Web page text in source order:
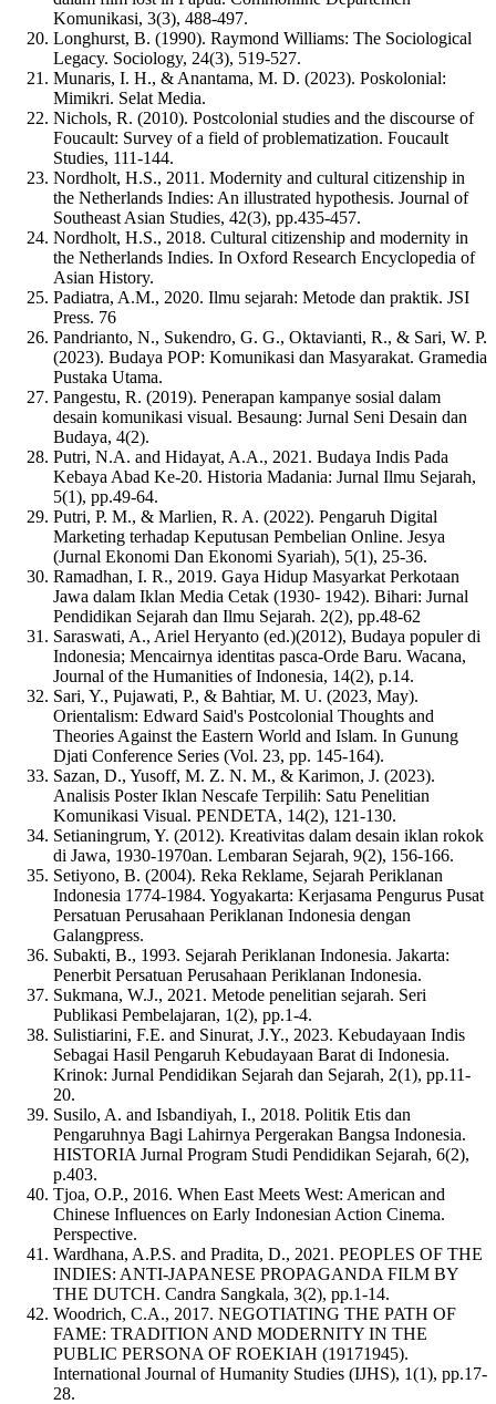
Komunikasi, 3(3), 488-497.
Longhurst, B. (1990). Raymond Williams: The Sociological
Legacy. Sociology, 24(3), 519-527.
Munaris, I. H., & Anantama, M. D. (2023). Poskolonial:
Mimikri. Selat Media.
Nichols, R. (2010). Postcolonial studies and the discourse of
Foucault: Survey of a field of problematization. Foucault
Studies, 111-144.
Nordholt, H.S., 2011. Modernity and cultural citizenship in
the Netherlands Indies: An illustrated hypothesis. Journal of
Southeast Asian Studies, 42(3), pp.435-457.
Nordholt, H.S., 2018. Cultural citizenship and modernity in
the Netherlands Indies. In Oxford Research Encyclopedia of
Asian History.
Padiatra, A.M., 2020. Ilmu sejarah: Metode dan praktik. JSI
Press. 76
Pandrianto, N., Sukendro, G. G., Oktavianti, R., & Sari, W. P.
(2023). Budaya POP: Komunikasi dan Masyarakat. Gramedia
Pustaka Utama.
Pangestu, R. (2019). Penerapan kampanye sosial dalam
desain komunikasi visual. Besaung: Jurnal Seni Desain dan
Budaya, 4(2).
Putri, N.A. and Hidayat, A.A., 2021. Budaya Indis Pada
Kebaya Abad Ke-20. Historia Madania: Jurnal Ilmu Sejarah,
5(1), pp.49-64.
Putri, P. M., & Marlien, R. A. (2022). Pengaruh Digital
Marketing terhadap Keputusan Pembelian Online. Jesya
(Jurnal Ekonomi Dan Ekonomi Syariah), 5(1), 25-36.
Ramadhan, I. R., 2019. Gaya Hidup Masyarkat Perkotaan
Jawa dalam Iklan Media Cetak (1930- 1942). Bihari: Jurnal
Pendidikan Sejarah dan Ilmu Sejarah. 2(2), pp.48-62
Saraswati, A., Ariel Heryanto (ed.)(2012), Budaya populer di
Indonesia; Mencairnya identitas pasca-Orde Baru. Wacana,
Journal of the Humanities of Indonesia, 14(2), p.14.
Sari, Y., Pujawati, P., & Bahtiar, M. U. (2023, May).
Orientalism: Edward Said's Postcolonial Thoughts and
Theories Against the Eastern World and Islam. In Gunung
Djati Conference Series (Vol. 23, pp. 145-164).
Sazan, D., Yusoff, M. Z. N. M., & Karimon, J. (2023).
Analisis Poster Iklan Nescafe Terpilih: Satu Penelitian
Komunikasi Visual. PENDETA, 14(2), 121-130.
Setianingrum, Y. (2012). Kreativitas dalam desain iklan rokok
di Jawa, 1930-1970an. Lembaran Sejarah, 9(2), 156-166.
Setiyono, B. (2004). Reka Reklame, Sejarah Periklanan
Indonesia 1774-1984. Yogyakarta: Kerjasama Pengurus Pusat
Persatuan Perusahaan Periklanan Indonesia dengan
Galangpress.
Subakti, B., 1993. Sejarah Periklanan Indonesia. Jakarta:
Penerbit Persatuan Perusahaan Periklanan Indonesia.
Sukmana, W.J., 2021. Metode penelitian sejarah. Seri
Publikasi Pembelajaran, 1(2), pp.1-4.
Sulistiarini, F.E. and Sinurat, J.Y., 2023. Kebudayaan Indis
Sebagai Hasil Pengaruh Kebudayaan Barat di Indonesia.
Krinok: Jurnal Pendidikan Sejarah dan Sejarah, 2(1), pp.11-
20.
Susilo, A. and Isbandiyah, I., 2018. Politik Etis dan
Pengaruhnya Bagi Lahirnya Pergerakan Bangsa Indonesia.
HISTORIA Jurnal Program Studi Pendidikan Sejarah, 6(2),
p.403.
Tjoa, O.P., 2016. When East Meets West: American and
Chinese Influences on Early Indonesian Action Cinema.
Perspective.
Wardhana, A.P.S. and Pradita, D., 2021. PEOPLES OF THE
INDIES: ANTI-JAPANESE PROPAGANDA FILM BY
THE DUTCH. Candra Sangkala, 3(2), pp.1-14.
Woodrich, C.A., 2017. NEGOTIATING THE PATH OF
FAME: TRADITION AND MODERNITY IN THE
PUBLIC PERSONA OF ROEKIAH (19171945).
International Journal of Humanity Studies (IJHS), 1(1), pp.17-
28.